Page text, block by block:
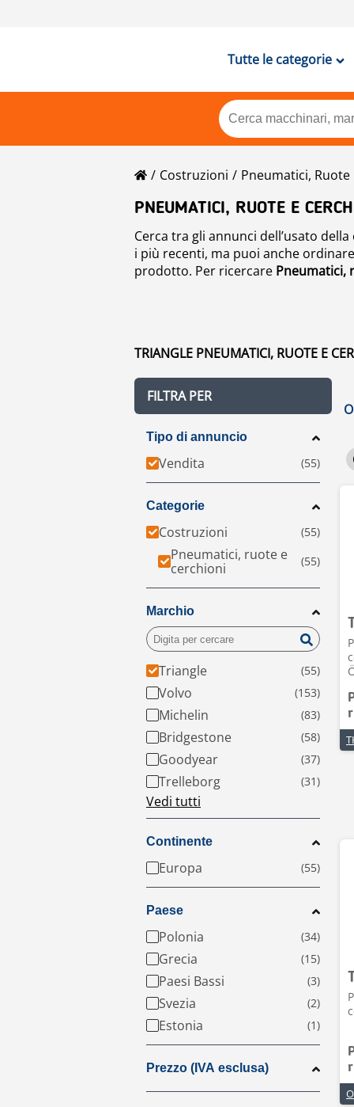
Tutte le categorie
Costruzioni Pneumatici, Ruote
PNEUMATICI, RUOTE E
Cerca tra gli annunci dell’usato
i più recenti, ma puoi anche
prodotto. Per ricercare Pneumatici,
TRIANGLE PNEUMATICI, RUOTE E
FILTRA PER
Tipo di annuncio
Vendita
Categorie
Costruzioni
Pneumatici, ruote e
cerchioni
Marchio
Triangle
Volvo
Michelin
Bridgestone
Goodyear
Trelleborg
Vedi tutti
Continente
Europa
Paese
Polonia
Grecia
Paesi Bassi
Svezia
Estonia
Prezzo (IVA esclusa)